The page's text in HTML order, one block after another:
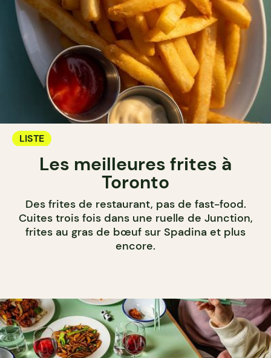
LISTE
Les meilleures frites à
Toronto
Des frites de restaurant, pas de fast-food.
Cuites trois fois dans une ruelle de Junction,
frites au gras de bœuf sur Spadina et plus
encore.